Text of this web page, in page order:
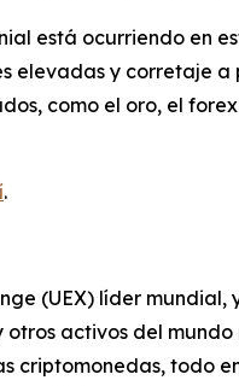
está ocurriendo en
elevadas y corretaje
como el oro, el
.
(UEX) líder
activos del
criptomonedas, todo